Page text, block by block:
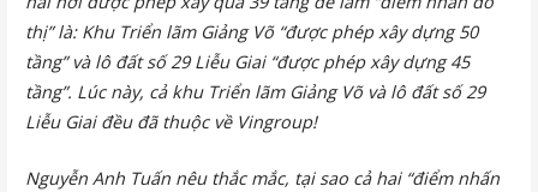
thị” là: Khu Triển lãm Giảng Võ “được phép xây dựng 50
tầng” và lô đất số 29 Liễu Giai “được phép xây dựng 45
tầng”. Lúc này, cả khu Triển lãm Giảng Võ và lô đất số 29
Liễu Giai đều đã thuộc về Vingroup!
Nguyễn Anh Tuấn nêu thắc mắc, tại sao cả hai “điểm nhấn